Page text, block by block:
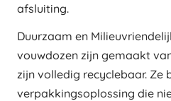
afsluiting.
Duurzaam en
vouwdozen zijn gemaakt
zijn volledig recyclebaar. Ze
verpakkingsoplossing die